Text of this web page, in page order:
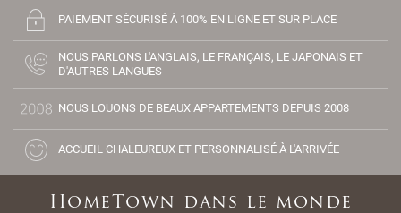
PAIEMENT SÉCURISÉ À 100% EN LIGNE ET SUR PLACE
NOUS PARLONS L'ANGLAIS, LE FRANÇAIS, LE JAPONAIS ET
D'AUTRES LANGUES
NOUS LOUONS DE BEAUX APPARTEMENTS DEPUIS 2008
ACCUEIL CHALEUREUX ET PERSONNALISÉ À L'ARRIVÉE
HomeTown dans le monde